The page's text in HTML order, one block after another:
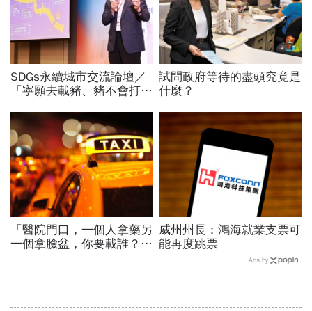
SDGs永續城市交流論壇／
「寧願去載豬、豬不會打
桃園市4大倡議，重構公共
運輸DNA
試問政府等待的盡頭究竟是
什麼？
「醫院門口，一個人拿藥另
一個拿臉盆，你要載誰？」
威州州長：鴻海就業支票可
能再度跳票
Ads by